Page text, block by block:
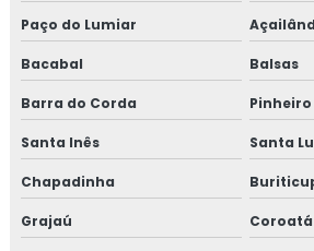
Paço do Lumiar
Bacabal Balsas
Barra do Corda Pinheiro
Santa Inês Santa
Chapadinha
Grajaú Coroatá